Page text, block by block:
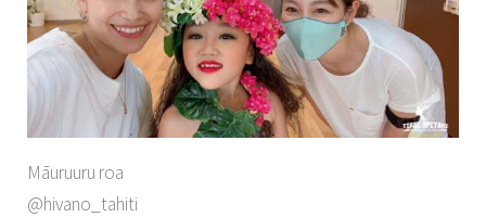
Māuruuru roa
@hivano_tahiti